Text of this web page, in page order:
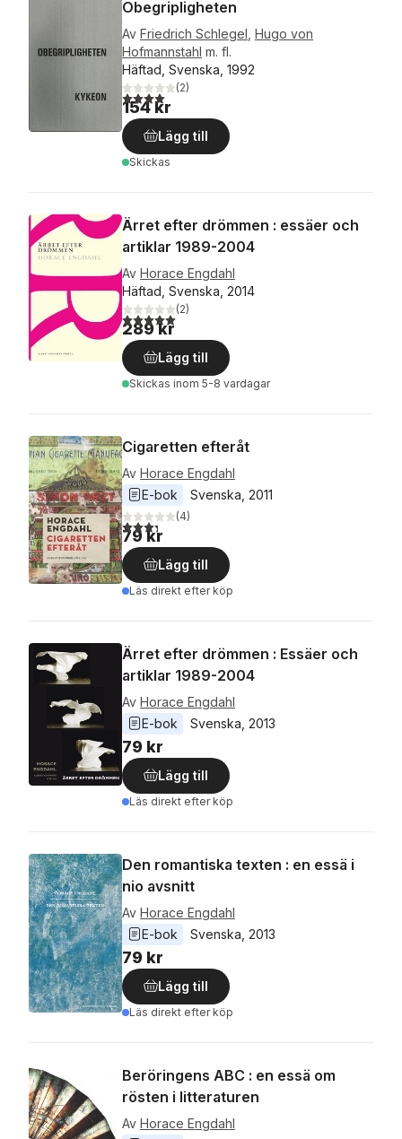
Obegripligheten
Av Friedrich Schlegel Hugo von
Hofmannstahl m. fl.
Häftad, Svenska, 1992
4,0utav 5 stjärnor. Totalt antal röster:
(2)
154 kr
Lägg till
Skickas
Ärret efter drömmen : essäer och
artiklar 1989-2004
Av Horace Engdahl
Häftad, Svenska, 2014
5,0utav 5 stjärnor. Totalt antal röster:
(2)
289 kr
Lägg till
Skickas inom 5-8 vardagar
Cigaretten efteråt
Av Horace Engdahl
E-bok
Svenska 2011
3,3utav 5 stjärnor. Totalt antal röster:
(4)
79 kr
Lägg till
Läs direkt efter köp
Ärret efter drömmen : Essäer och
artiklar 1989-2004
Av Horace Engdahl
E-bok
Svenska 2013
79 kr
Lägg till
Läs direkt efter köp
Den romantiska texten : en essä i
nio avsnitt
Av Horace Engdahl
E-bok
Svenska 2013
79 kr
Lägg till
Läs direkt efter köp
Beröringens ABC : en essä om
rösten i litteraturen
Av Horace Engdahl